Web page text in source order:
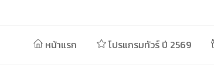
หน้าแรก โปรแกรมทัวร์ ปี 2569